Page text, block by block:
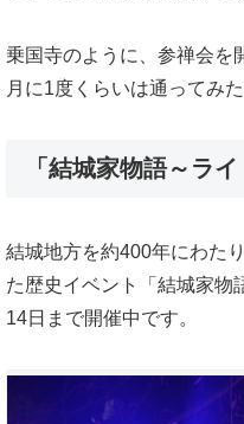
乗国寺のように、参禅会を
月に1度くらいは通ってみ
「結城家物語～ラ
結城地方を約400年にわた
た歴史イベント「結城家物
14日まで開催中です。